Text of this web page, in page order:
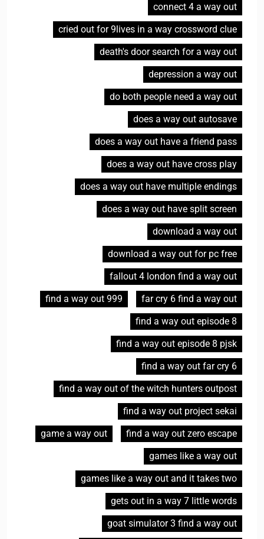
connect 4 a way out
cried out for 9lives in a way crossword clue
death's door search for a way out
depression a way out
do both people need a way out
does a way out autosave
does a way out have a friend pass
does a way out have cross play
does a way out have multiple endings
does a way out have split screen
download a way out
download a way out for pc free
fallout 4 london find a way out
far cry 6 find a way out
find a way out 999
find a way out episode 8
find a way out episode 8 pjsk
find a way out far cry 6
find a way out of the witch hunters outpost
find a way out project sekai
find a way out zero escape
game a way out
games like a way out
games like a way out and it takes two
gets out in a way 7 little words
goat simulator 3 find a way out